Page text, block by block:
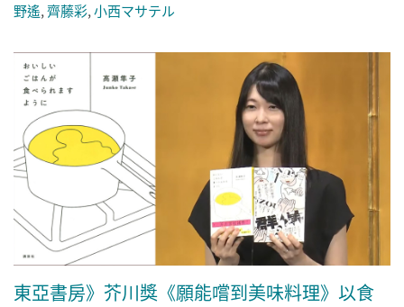
野遙,齊藤彩,小西マサテル
東亞書房》芥川獎《願能嚐到美味料理》以食